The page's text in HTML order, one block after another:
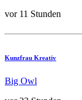
vor 11 Stunden
Kunzfrau Kreativ
Big Owl